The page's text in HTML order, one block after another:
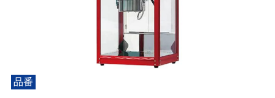
品番